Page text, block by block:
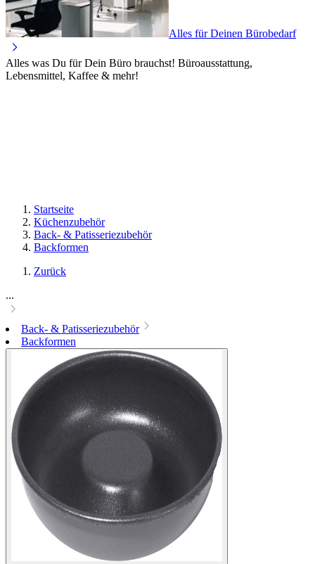
Alles für Deinen Bürobedarf
Alles was Du für Dein Büro brauchst! Büroausstattung,
Lebensmittel, Kaffee & mehr!
Startseite
Küchenzubehör
Back- & Patisseriezubehör
Backformen
Zurück
...
Back- & Patisseriezubehör
Backformen